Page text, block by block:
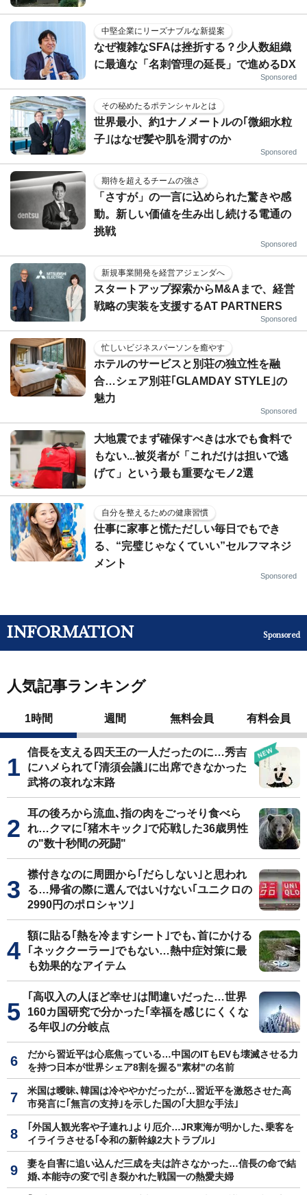
中堅企業にリーズナブルな新提案
なぜ複雑なSFAは挫折する？少人数組織
に最適な「名刺管理の延長」で進めるDX
Sponsored
その秘めたるポテンシャルとは
世界最小、約1ナノメートルの｢微細水粒
子｣はなぜ髪や肌を潤すのか
Sponsored
期待を超えるチームの強さ
「さすが」の一言に込められた驚きや感
動。新しい価値を生み出し続ける電通の
挑戦
Sponsored
新規事業開発を経営アジェンダへ
スタートアップ探索からM&Aまで、経営
戦略の実装を支援するAT PARTNERS
Sponsored
忙しいビジネスパーソンを癒やす
ホテルのサービスと別荘の独立性を融
合…シェア別荘｢GLAMDAY STYLE｣の
魅力
Sponsored
大地震でまず確保すべきは水でも食料で
もない...被災者が「これだけは担いで逃
げて」という最も重要なモノ2選
自分を整えるための健康習慣
仕事に家事と慌ただしい毎日でもでき
る、“完璧じゃなくていい”セルフマネジ
メント
Sponsored
INFORMATION Sponsored
人気記事ランキング
1時間 週間 無料会員 有料会員
信長を支える四天王の一人だったのに…秀吉
にハメられて｢清須会議｣に出席できなかった
武将の哀れな末路
耳の後ろから流血､指の肉をごっそり食べら
れ…クマに｢猪木キック｣で応戦した36歳男性
の"数十秒間の死闘"
襟付きなのに周囲から｢だらしない｣と思われ
る…帰省の際に選んではいけない｢ユニクロの
2990円のポロシャツ｣
額に貼る｢熱を冷ますシート｣でも､首にかける
｢ネッククーラー｣でもない…熱中症対策に最
も効果的なアイテム
｢高収入の人ほど幸せ｣は間違いだった…世界
160カ国研究で分かった｢幸福を感じにくくな
る年収｣の分岐点
だから習近平は心底焦っている…中国のITもEVも壊滅させる力
を持つ日本が世界シェア8割を握る"素材"の名前
米国は曖昧､韓国は冷ややかだったが…習近平を激怒させた高
市発言に｢無言の支持｣を示した国の｢大胆な手法｣
｢外国人観光客や子連れ｣より厄介…JR東海が明かした､乗客を
イライラさせる｢令和の新幹線2大トラブル｣
妻を自害に追い込んだ三成を夫は許さなかった…信長の命で結
婚､本能寺の変で引き裂かれた戦国一の熱愛夫婦